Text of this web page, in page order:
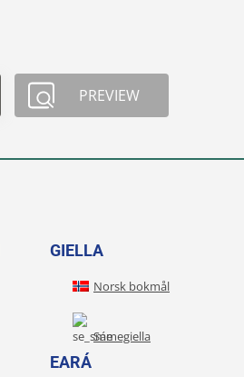
PREVIEW
GIELLA
Norsk bokmål
Sámegiella
EARÁ